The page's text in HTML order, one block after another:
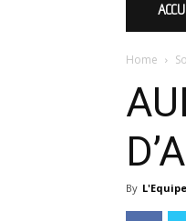
Home
By